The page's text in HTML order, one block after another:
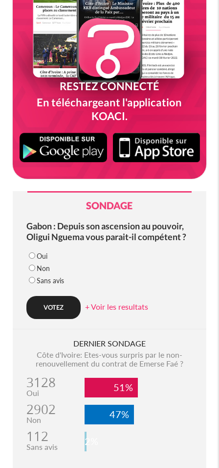
RESTEZ CONNECTÉ
En téléchargeant l'application
KOACI.
SONDAGE
Gabon : Depuis son ascension au pouvoir,
Oligui Nguema vous parait-il compétent ?
Oui
Non
Sans avis
+ Voir les resultats
DERNIER SONDAGE
Côte d'Ivoire: Etes-vous surpris par le non-
renouvellement du contrat de Emerse Faé ?
3128
Oui 51%
2902
Non 47%
112
Sans avis 2%